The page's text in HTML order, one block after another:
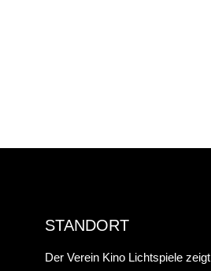
STANDORT
Der Verein Kino Lichtspiele zeigt